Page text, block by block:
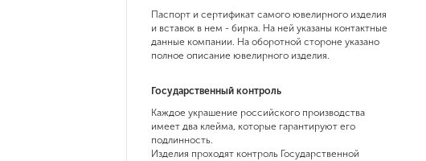
Паспорт и сертификат самого ювелирного изделия
и вставок в нем - бирка. На ней указаны контактные
данные компании. На оборотной стороне указано
полное описание ювелирного изделия.
Государственный контроль
Каждое украшение российского производства
имеет два клейма, которые гарантируют его
подлинность.
Изделия проходят контроль Государственной